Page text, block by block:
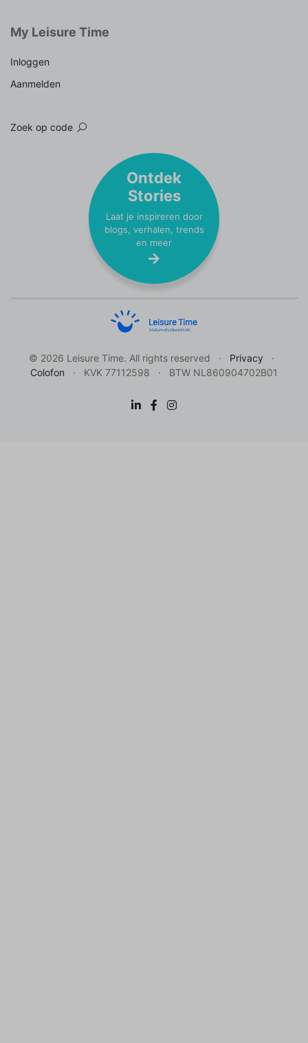
My Leisure Time
Inloggen
Aanmelden
Zoek op code
Ontdek
Stories
Laat je inspireren door
blogs, verhalen, trends
en meer
© 2026 Leisure Time. All rights reserved
Privacy
Colofon
KVK 77112598 BTW NL860904702B01